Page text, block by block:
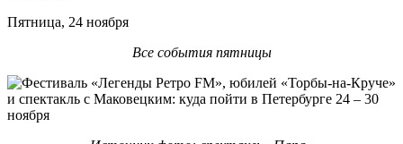
Пятница, 24 ноября
Все события пятницы